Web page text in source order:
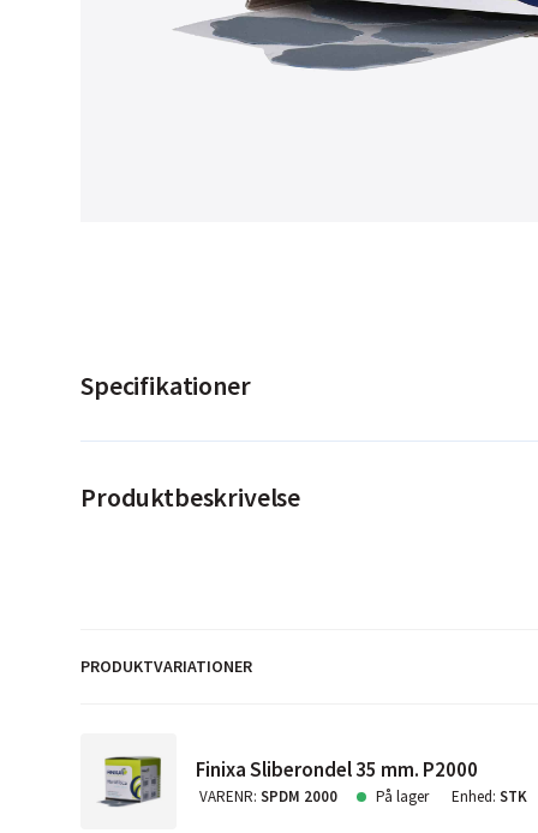
Specifikationer
Produktbeskrivelse
PRODUKTVARIATIONER
Finixa Sliberondel 35 mm. P2000
VARENR:SPDM 2000 På lager Enhed:STK